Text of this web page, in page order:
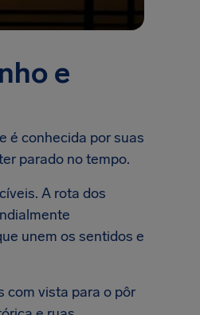
e
é conhecida por suas
parado no tempo.
A rota dos
unem os sentidos e
com vista para o pôr